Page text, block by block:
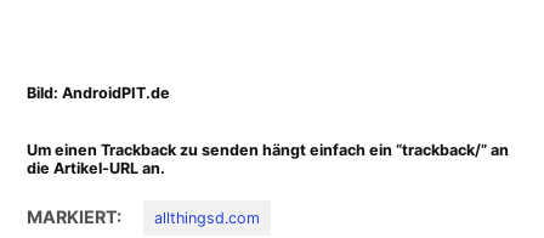
Bild: AndroidPIT.de
Um einen Trackback zu senden hängt einfach ein “trackback/” an
die Artikel-URL an.
MARKIERT: allthingsd.com